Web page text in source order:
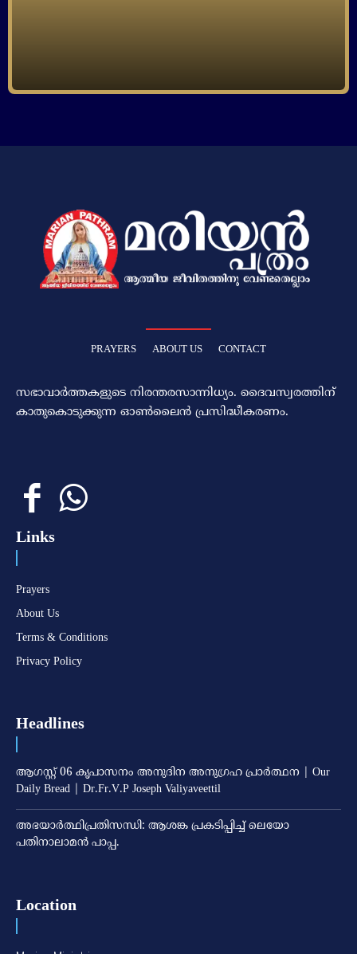
PRAYERS ABOUT US CONTACT
സഭാവാര്‍ത്തകളുടെ നിരന്തരസാന്നിധ്യം. ദൈവസ്വരത്തിന്‌
കാതുകൊടുക്കുന്ന ഓണ്‍ലൈന്‍ പ്രസിദ്ധീകരണം.
Links
Prayers
About Us
Terms & Conditions
Privacy Policy
Headlines
ആഗസ്റ്റ് 06 കൃപാസനം അനുദിന അനുഗ്രഹ പ്രാർത്ഥന | Our
Daily Bread | Dr.Fr.V.P Joseph Valiyaveettil
അഭയാര്‍ത്ഥിപ്രതിസന്ധി: ആശങ്ക പ്രകടിപ്പിച്ച് ലെയോ
പതിനാലാമന്‍ പാപ്പ.
Location